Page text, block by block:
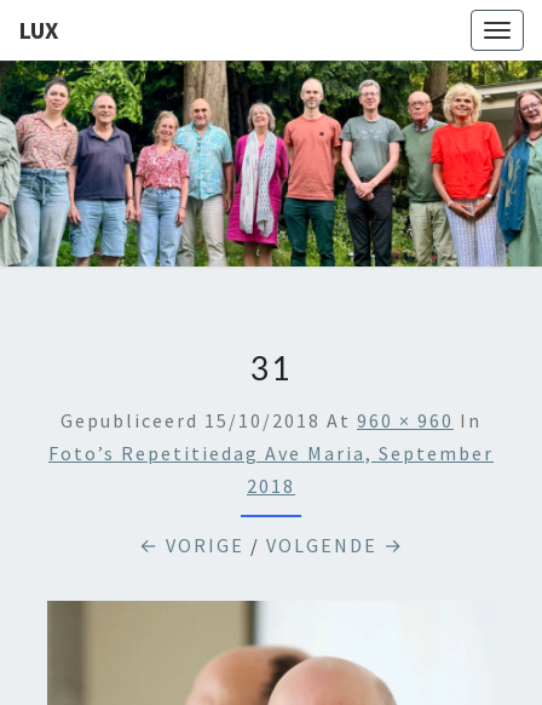
LUX
LUX
Kamerkoor
Onder
Leiding
Van
Angeliki
Ploka
31
Gepubliceerd 15/10/2018 At 960 × 960 In
Foto’s Repetitiedag Ave Maria, September
2018
← VORIGE / VOLGENDE →